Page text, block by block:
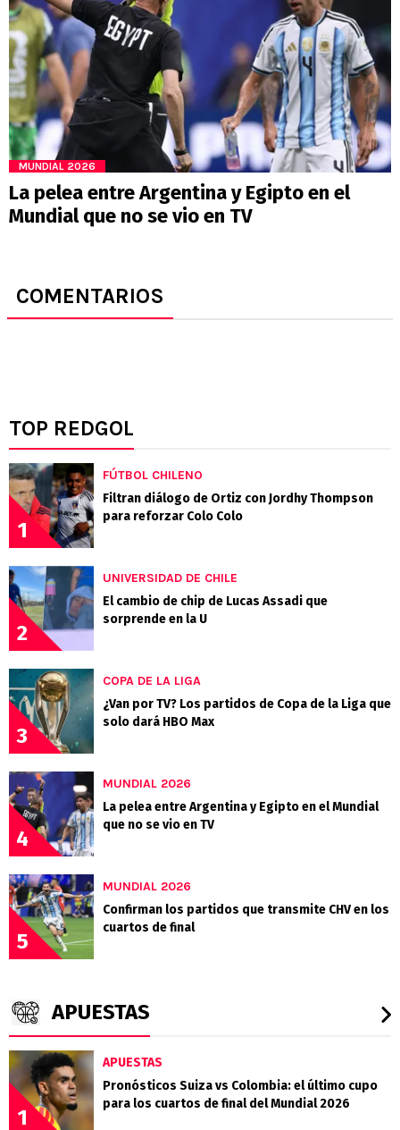
MUNDIAL 2026
La pelea entre Argentina y Egipto en el
Mundial que no se vio en TV
COMENTARIOS
TOP REDGOL
1
FÚTBOL CHILENO
Filtran diálogo de Ortiz con Jordhy Thompson
para reforzar Colo Colo
2
UNIVERSIDAD DE CHILE
El cambio de chip de Lucas Assadi que
sorprende en la U
3
COPA DE LA LIGA
¿Van por TV? Los partidos de Copa de la Liga que
solo dará HBO Max
4
MUNDIAL 2026
La pelea entre Argentina y Egipto en el Mundial
que no se vio en TV
5
MUNDIAL 2026
Confirman los partidos que transmite CHV en los
cuartos de final
APUESTAS
1
APUESTAS
Pronósticos Suiza vs Colombia: el último cupo
para los cuartos de final del Mundial 2026